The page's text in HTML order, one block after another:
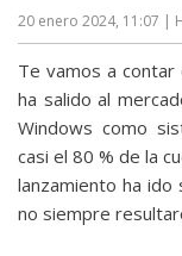
nosotros
/
Publicidad
/
Cambiar
opciones
de
20 enero 2024, 11:07 |
Te vamos a
ha salido al
Windows como
casi el 80 % de la
lanzamiento ha ido
no siempre